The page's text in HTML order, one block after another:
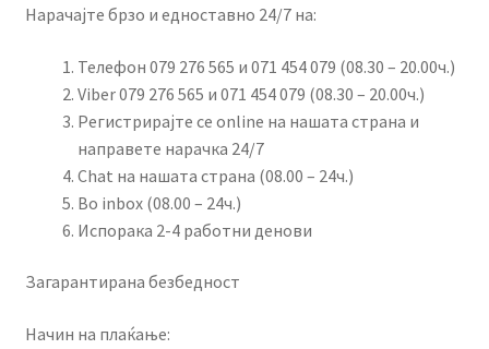
Нарачајте брзо и едноставно 24/7 на:
Телефон 079 276 565 и 071 454 079 (08.30 – 20.00ч.)
Viber 079 276 565 и 071 454 079 (08.30 – 20.00ч.)
Регистрирајте се online на нашата страна и
направете нарачка 24/7
Chat на нашата страна (08.00 – 24ч.)
Во inbox (08.00 – 24ч.)
Испорака 2-4 работни денови
Загарантирана безбедност
Начин на плаќање: